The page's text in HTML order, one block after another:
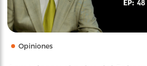
Opiniones